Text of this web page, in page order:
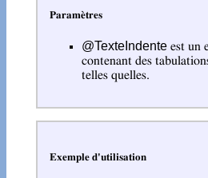
Paramètres
@TexteIndenteest un
contenant des
telles quelles.
Exemple d'utilisation